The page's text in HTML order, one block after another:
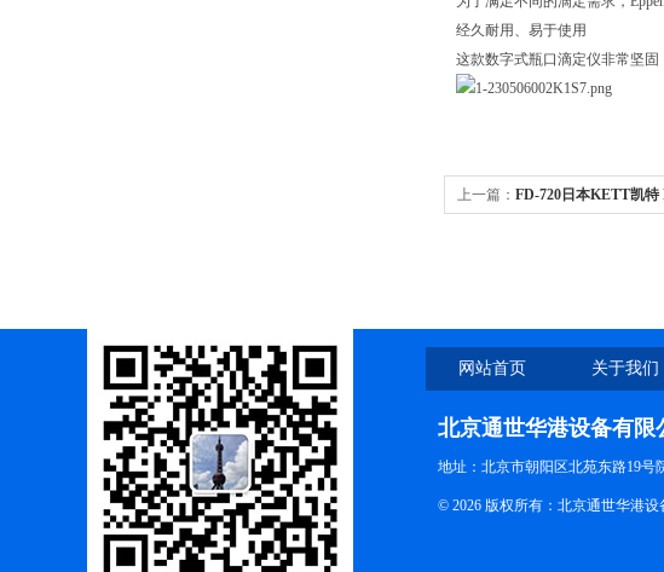
经久耐用、易于使用
这款数字式瓶口滴定仪非常坚固
上一篇： FD-720日本KETT凯特
网站首页 关于我们
北京通世华港设备有限
地址：北京市朝阳区北苑东路19号
© 2026 版权所有：北京通世华港设